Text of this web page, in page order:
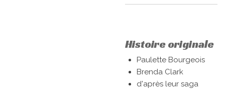
Histoire originale
Paulette Bourgeois
Brenda Clark
d'après leur saga